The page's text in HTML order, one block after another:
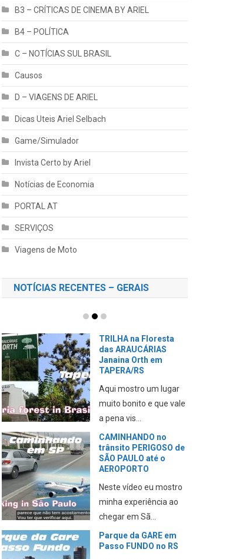
B3 – CRÍTICAS DE CINEMA BY ARIEL
B4 – POLÍTICA
C – NOTÍCIAS SUL BRASIL
Causos
D – VIAGENS DE ARIEL
Dicas Uteis Ariel Selbach
Game/Simulador
Invista Certo by Ariel
Notícias de Economia
PORTAL AT
SERVIÇOS
Viagens de Moto
NOTÍCIAS RECENTES – GERAIS
TRILHA na Floresta
das ARAUCÁRIAS
Janaina Orth em
TAPERA/RS
Aqui mostro um lugar
muito bonito e que vale
a pena vis...
CAMINHANDO no
trânsito PERIGOSO de
SÃO PAULO até o
AEROPORTO
Neste vídeo eu mostro
minha experiência ao
chegar em Sã...
Parque da GARE em
Passo FUNDO no RS